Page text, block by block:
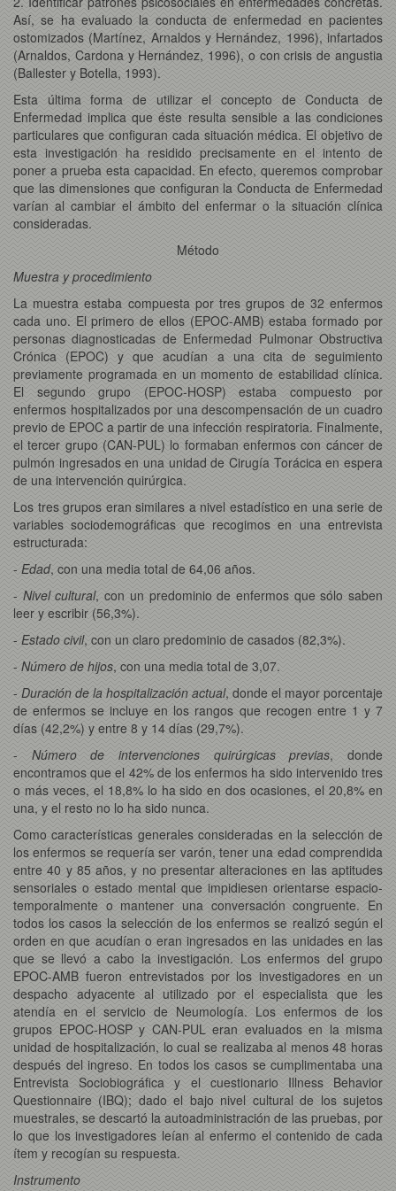
Así, se ha evaluado la conducta de enfermedad en pacientes
ostomizados (Martínez, Arnaldos y Hernández, 1996), infartados
(Arnaldos, Cardona y Hernández, 1996), o con crisis de angustia
(Ballester y Botella, 1993).
Esta última forma de utilizar el concepto de Conducta de
Enfermedad implica que éste resulta sensible a las condiciones
particulares que configuran cada situación médica. El objetivo de
esta investigación ha residido precisamente en el intento de
poner a prueba esta capacidad. En efecto, queremos comprobar
que las dimensiones que configuran la Conducta de Enfermedad
varían al cambiar el ámbito del enfermar o la situación clínica
consideradas.
Método
Muestra y procedimiento
La muestra estaba compuesta por tres grupos de 32 enfermos
cada uno. El primero de ellos (EPOC-AMB) estaba formado por
personas diagnosticadas de Enfermedad Pulmonar Obstructiva
Crónica (EPOC) y que acudían a una cita de seguimiento
previamente programada en un momento de estabilidad clínica.
El segundo grupo (EPOC-HOSP) estaba compuesto por
enfermos hospitalizados por una descompensación de un cuadro
previo de EPOC a partir de una infección respiratoria. Finalmente,
el tercer grupo (CAN-PUL) lo formaban enfermos con cáncer de
pulmón ingresados en una unidad de Cirugía Torácica en espera
de una intervención quirúrgica.
Los tres grupos eran similares a nivel estadístico en una serie de
variables sociodemográficas que recogimos en una entrevista
estructurada:
- Edad, con una media total de 64,06 años.
- Nivel cultural, con un predominio de enfermos que sólo saben
leer y escribir (56,3%).
- Estado civil, con un claro predominio de casados (82,3%).
- Número de hijos, con una media total de 3,07.
- Duración de la hospitalización actual, donde el mayor porcentaje
de enfermos se incluye en los rangos que recogen entre 1 y 7
días (42,2%) y entre 8 y 14 días (29,7%).
- Número de intervenciones quirúrgicas previas, donde
encontramos que el 42% de los enfermos ha sido intervenido tres
o más veces, el 18,8% lo ha sido en dos ocasiones, el 20,8% en
una, y el resto no lo ha sido nunca.
Como características generales consideradas en la selección de
los enfermos se requería ser varón, tener una edad comprendida
entre 40 y 85 años, y no presentar alteraciones en las aptitudes
sensoriales o estado mental que impidiesen orientarse espacio-
temporalmente o mantener una conversación congruente. En
todos los casos la selección de los enfermos se realizó según el
orden en que acudían o eran ingresados en las unidades en las
que se llevó a cabo la investigación. Los enfermos del grupo
EPOC-AMB fueron entrevistados por los investigadores en un
despacho adyacente al utilizado por el especialista que les
atendía en el servicio de Neumología. Los enfermos de los
grupos EPOC-HOSP y CAN-PUL eran evaluados en la misma
unidad de hospitalización, lo cual se realizaba al menos 48 horas
después del ingreso. En todos los casos se cumplimentaba una
Entrevista Sociobiográfica y el cuestionario Illness Behavior
Questionnaire (IBQ); dado el bajo nivel cultural de los sujetos
muestrales, se descartó la autoadministración de las pruebas, por
lo que los investigadores leían al enfermo el contenido de cada
ítem y recogían su respuesta.
Instrumento